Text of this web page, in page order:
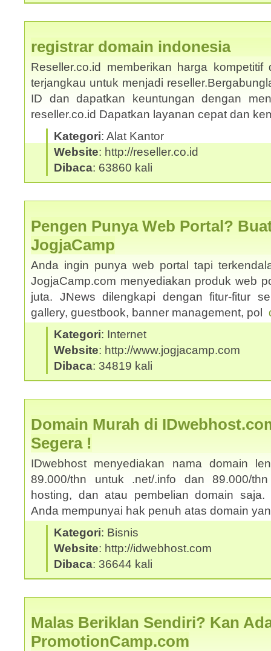
registrar domain indonesia
Reseller.co.id memberikan harga
terjangkau untuk menjadi
ID dan dapatkan keuntungan dengan
reseller.co.id Dapatkan layanan cepat dan
Kategori: Alat Kantor
Website: http://reseller.co.id
Dibaca: 63860 kali
Pengen Punya Web Portal?
JogjaCamp
Anda ingin punya web portal tapi
JogjaCamp.com menyediakan produk web
juta. JNews dilengkapi dengan fitur-fitur
gallery, guestbook, banner management, pol
Kategori: Internet
Website: http://www.jogjacamp.com
Dibaca: 34819 kali
Domain Murah di
Segera !
IDwebhost menyediakan nama domain
89.000/thn untuk .net/.info dan 89.000/
hosting, dan atau pembelian domain saja.
Anda mempunyai hak penuh atas domain
Kategori: Bisnis
Website: http://idwebhost.com
Dibaca: 36644 kali
Malas Beriklan Sendiri? Kan
PromotionCamp.com